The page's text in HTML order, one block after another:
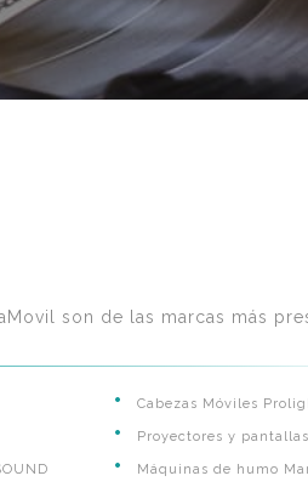
son de las marcas más
Cabezas Móviles
Proyectores y pantallas
Máquinas de humo